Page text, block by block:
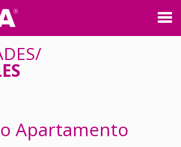
Apartamento